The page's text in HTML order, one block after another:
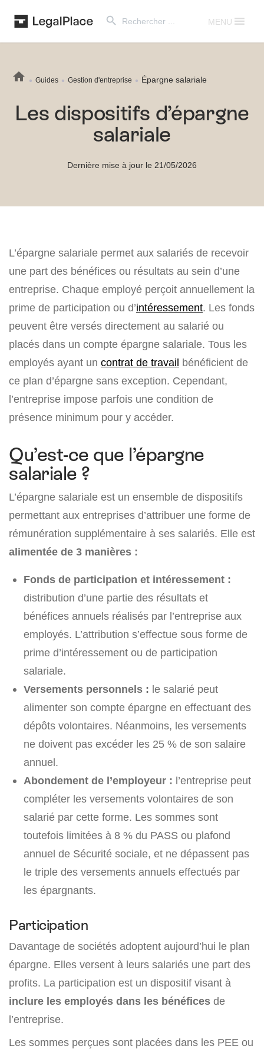
for:
MENU
Guides Gestion d'entreprise Épargne salariale
Les dispositifs d’épargne
salariale
Dernière mise à jour le 21/05/2026
L’épargne salariale permet aux salariés de recevoir
une part des bénéfices ou résultats au sein d’une
entreprise. Chaque employé perçoit annuellement la
prime de participation ou d’intéressement. Les fonds
peuvent être versés directement au salarié ou
placés dans un compte épargne salariale. Tous les
employés ayant un contrat de travail bénéficient de
ce plan d’épargne sans exception. Cependant,
l’entreprise impose parfois une condition de
présence minimum pour y accéder.
Qu’est-ce que l’épargne
salariale ?
L’épargne salariale est un ensemble de dispositifs
permettant aux entreprises d’attribuer une forme de
rémunération supplémentaire à ses salariés. Elle est
alimentée de 3 manières :
Fonds de participation et intéressement :
distribution d’une partie des résultats et
bénéfices annuels réalisés par l’entreprise aux
employés. L’attribution s’effectue sous forme de
prime d’intéressement ou de participation
salariale.
Versements personnels : le salarié peut
alimenter son compte épargne en effectuant des
dépôts volontaires. Néanmoins, les versements
ne doivent pas excéder les 25 % de son salaire
annuel.
Abondement de l’employeur : l’entreprise peut
compléter les versements volontaires de son
salarié par cette forme. Les sommes sont
toutefois limitées à 8 % du PASS ou plafond
annuel de Sécurité sociale, et ne dépassent pas
le triple des versements annuels effectués par
les épargnants.
Participation
Davantage de sociétés adoptent aujourd’hui le plan
épargne. Elles versent à leurs salariés une part des
profits. La participation est un dispositif visant à
inclure les employés dans les bénéfices de
l’entreprise.
Les sommes perçues sont placées dans les PEE ou